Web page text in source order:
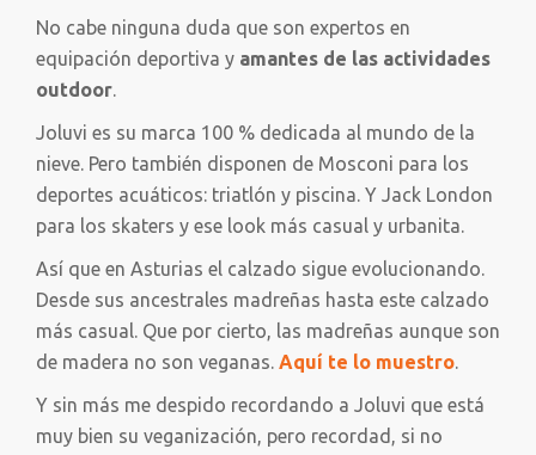
No cabe ninguna duda que son expertos en
equipación deportiva y amantes de las actividades
outdoor.
Joluvi es su marca 100 % dedicada al mundo de la
nieve. Pero también disponen de Mosconi para los
deportes acuáticos: triatlón y piscina. Y Jack London
para los skaters y ese look más casual y urbanita.
Así que en Asturias el calzado sigue evolucionando.
Desde sus ancestrales madreñas hasta este calzado
más casual. Que por cierto, las madreñas aunque son
de madera no son veganas. Aquí te lo muestro.
Y sin más me despido recordando a Joluvi que está
muy bien su veganización, pero recordad, si no